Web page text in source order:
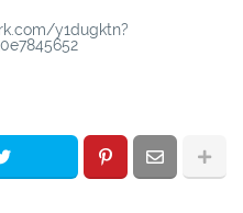
y1dugktn?